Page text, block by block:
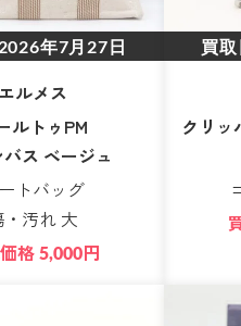
2026年7月27日
エルメス
ルトゥPM
ス ベージュ
トバッグ
汚れ 大
格 5,000円
買取
クリッ